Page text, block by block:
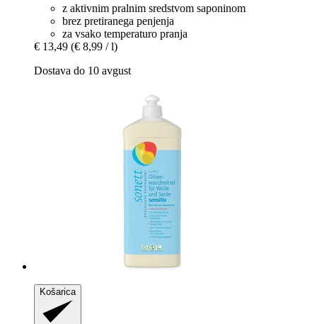
z aktivnim pralnim sredstvom saponinom
brez pretiranega penjenja
za vsako temperaturo pranja
€ 13,49 (€ 8,99 / l)
Dostava do 10 avgust
Košarica